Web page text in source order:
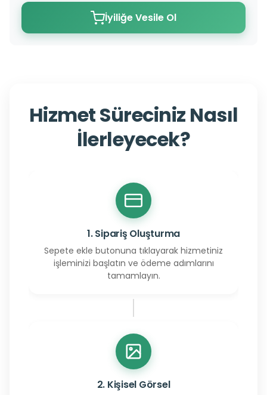
İyiliğe Vesile Ol
Hizmet Süreciniz Nasıl
İlerleyecek?
1. Sipariş Oluşturma
Sepete ekle butonuna tıklayarak hizmetiniz
işleminizi başlatın ve ödeme adımlarını
tamamlayın.
2. Kişisel Görsel